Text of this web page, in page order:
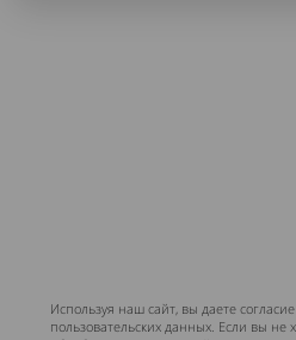
Используя наш сайт, вы даете
пользовательских данных. Если вы